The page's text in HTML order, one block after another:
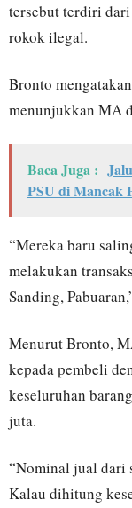
tersebut terdiri
rokok ilegal.
Bronto
menunjukkan MA
Baca Juga :
PSU di Mancak
“Mereka baru
melakukan
Sanding,
Menurut Bronto,
kepada pembeli
keseluruhan
juta.
“Nominal jual dari
Kalau dihitung